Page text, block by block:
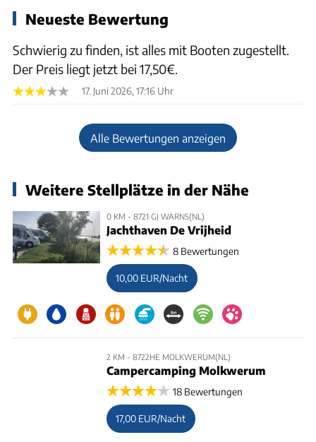
Neueste Bewertung
Schwierig zu finden, ist alles mit Booten zugestellt.
Der Preis liegt jetzt bei 17,50€.
17. Juni 2026, 17:16 Uhr
Alle Bewertungen anzeigen
Weitere Stellplätze in der Nähe
0 KM - 8721 GJ WARNS(NL)
Jachthaven De Vrijheid
8 Bewertungen
10,00 EUR/Nacht
2 KM - 8722HE MOLKWERUM(NL)
Campercamping Molkwerum
18 Bewertungen
17,00 EUR/Nacht